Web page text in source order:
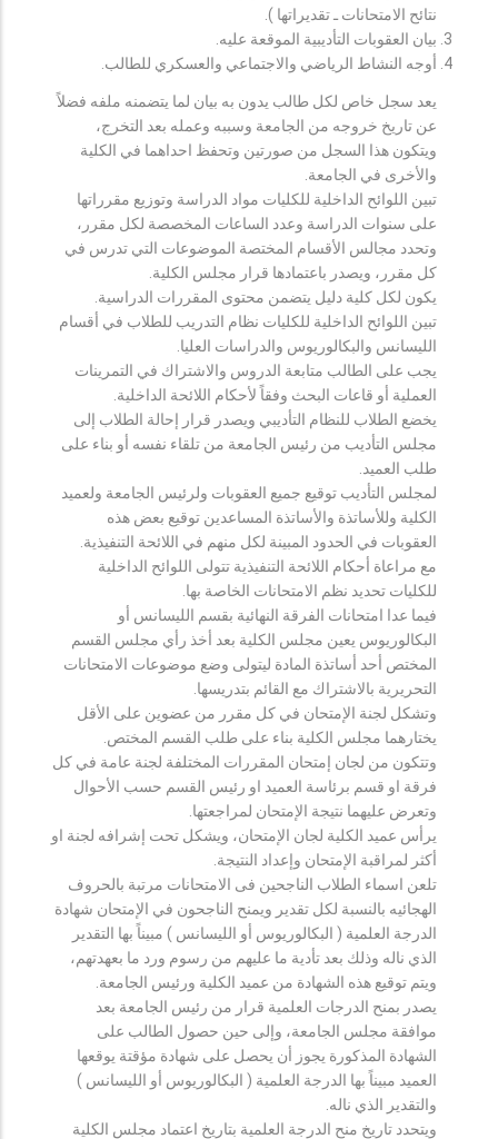
نتائح الامتحانات ـ تقديراتها ).
بيان العقوبات التأديبية الموقعة عليه.
أوجه النشاط الرياضي والاجتماعي والعسكري للطالب.
يعد سجل خاص لكل طالب يدون به بيان لما يتضمنه ملفه فضلاً
عن تاريخ خروجه من الجامعة وسببه وعمله بعد التخرج،
ويتكون هذا السجل من صورتين وتحفظ احداهما في الكلية
والأخرى في الجامعة.
تبين اللوائح الداخلية للكليات مواد الدراسة وتوزيع مقرراتها
على سنوات الدراسة وعدد الساعات المخصصة لكل مقرر،
وتحدد مجالس الأقسام المختصة الموضوعات التي تدرس في
كل مقرر، ويصدر باعتمادها قرار مجلس الكلية.
يكون لكل كلية دليل يتضمن محتوى المقررات الدراسية.
تبين اللوائح الداخلية للكليات نظام التدريب للطلاب في أقسام
الليسانس والبكالوريوس والدراسات العليا.
يجب على الطالب متابعة الدروس والاشتراك في التمرينات
العملية أو قاعات البحث وفقاً لأحكام اللائحة الداخلية.
يخضع الطلاب للنظام التأديبي ويصدر قرار إحالة الطلاب إلى
مجلس التأديب من رئيس الجامعة من تلقاء نفسه أو بناء على
طلب العميد.
لمجلس التأديب توقيع جميع العقوبات ولرئيس الجامعة ولعميد
الكلية وللأساتذة والأساتذة المساعدين توقيع بعض هذه
العقوبات في الحدود المبينة لكل منهم في اللائحة التنفيذية.
مع مراعاة أحكام اللائحة التنفيذية تتولى اللوائح الداخلية
للكليات تحديد نظم الامتحانات الخاصة بها.
فيما عدا امتحانات الفرقة النهائية بقسم الليسانس أو
البكالوريوس يعين مجلس الكلية بعد أخذ رأي مجلس القسم
المختص أحد أساتذة المادة ليتولى وضع موضوعات الامتحانات
التحريرية بالاشتراك مع القائم بتدريسها.
وتشكل لجنة الإمتحان في كل مقرر من عضوين على الأقل
يختارهما مجلس الكلية بناء على طلب القسم المختص.
وتتكون من لجان إمتحان المقررات المختلفة لجنة عامة في كل
فرقة او قسم برئاسة العميد او رئيس القسم حسب الأحوال
وتعرض عليهما نتيجة الإمتحان لمراجعتها.
يرأس عميد الكلية لجان الإمتحان، ويشكل تحت إشرافه لجنة او
أكثر لمراقبة الإمتحان وإعداد النتيجة.
تلعن اسماء الطلاب الناجحين فى الامتحانات مرتبة بالحروف
الهجائيه بالنسبة لكل تقدير ويمنح الناجحون في الإمتحان شهادة
الدرجة العلمية ( البكالوريوس أو الليسانس ) مبيناً بها التقدير
الذي ناله وذلك بعد تأدية ما عليهم من رسوم ورد ما بعهدتهم،
ويتم توقيع هذه الشهادة من عميد الكلية ورئيس الجامعة.
يصدر بمنح الدرجات العلمية قرار من رئيس الجامعة بعد
موافقة مجلس الجامعة، وإلى حين حصول الطالب على
الشهادة المذكورة يجوز أن يحصل على شهادة مؤقتة يوقعها
العميد مبيناً بها الدرجة العلمية ( البكالوريوس أو الليسانس )
والتقدير الذي ناله.
ويتحدد تاريخ منح الدرجة العلمية بتاريخ اعتماد مجلس الكلية